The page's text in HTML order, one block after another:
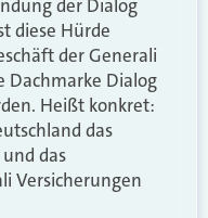
der Dialog
diese Hürde
der Generali
Dachmarke Dialog
Heißt konkret:
das
das
Versicherungen